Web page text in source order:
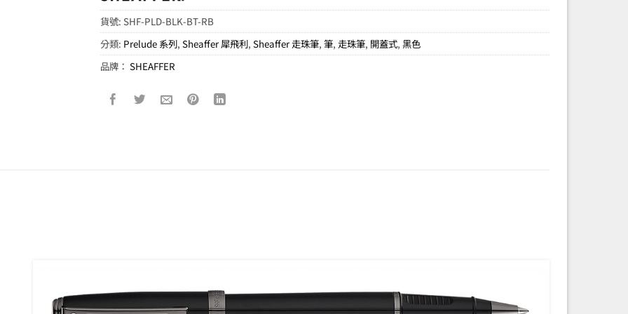
貨號:SHF-PLD-BLK-BT-RB
分類: Prelude 系列,Sheaffer 犀飛利,Sheaffer 走珠筆,筆,走珠筆, 開蓋式,黑色
品牌：SHEAFFER